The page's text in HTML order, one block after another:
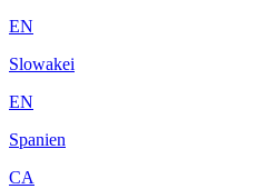
EN
Slowakei
EN
Spanien
CA